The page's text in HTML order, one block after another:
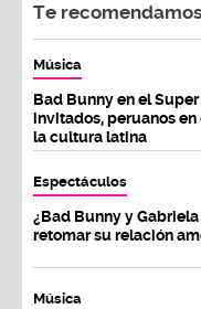
Te
Música
Bad Bunny en el
invitados, peruanos en
la cultura latina
Espectáculos
¿Bad Bunny y
retomar su relación
Música